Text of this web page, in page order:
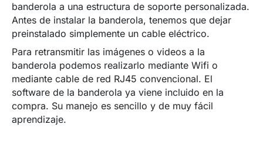
banderola a una estructura de soporte personalizada.
Antes de instalar la banderola, tenemos que dejar
preinstalado simplemente un cable eléctrico.
Para retransmitir las imágenes o videos a la
banderola podemos realizarlo mediante Wifi o
mediante cable de red RJ45 convencional. El
software de la banderola ya viene incluido en la
compra. Su manejo es sencillo y de muy fácil
aprendizaje.